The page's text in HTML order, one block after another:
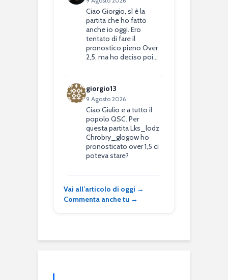
Ciao Giorgio, sì è la
partita che ho fatto
anche io oggi. Ero
tentato di fare il
pronostico pieno Over
2,5, ma ho deciso poi…
giorgio13
9 Agosto 2026
Ciao Giulio e a tutto il
popolo QSC. Per
questa partita Lks_lodz
Chrobry_glogow ho
pronosticato over 1,5 ci
poteva stare?
Vai all’articolo di oggi →
Commenta anche tu →